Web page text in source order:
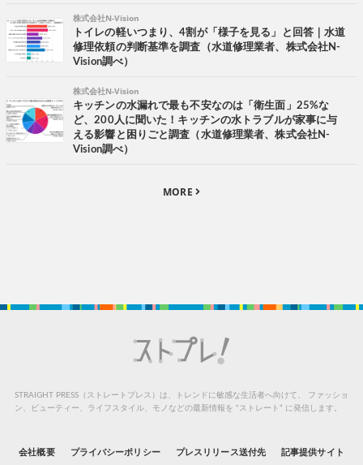
株式会社N-Vision
トイレの軽いつまり、4割が「様子を見る」と回答｜水道
修理依頼の判断基準を調査（水道修理業者、株式会社N-
Vision調べ）
株式会社N-Vision
キッチンの水漏れで最も不安なのは「衛生面」25%な
ど、200人に聞いた！キッチンの水トラブルが家事に与
える影響と困りごと調査（水道修理業者、株式会社N-
Vision調べ）
MORE
STRAIGHT PRESS（ストレートプレス）は、トレンドに敏感な生活者へ向けて、
ファッショ
ン、ビューティー、ライフスタイル、モノなどの最新情報を “ストレート” に発信します。
会社概要 プライバシーポリシー プレスリリース送付先 記事提供サイト